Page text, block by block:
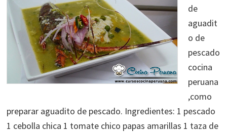
de
aguadit
o de
pescado
cocina
peruana
,como
preparar aguadito de pescado. Ingredientes: 1 pescado
1 cebolla chica 1 tomate chico papas amarillas 1 taza de